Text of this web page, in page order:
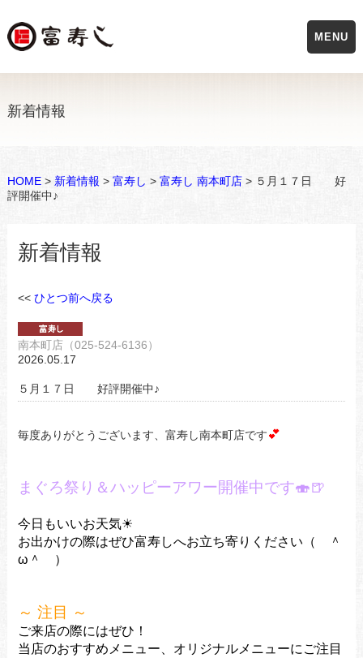
新着情報
HOME> 新着情報 > 富寿し > 富寿し 南本町店> ５月１７日 好
評開催中♪
新着情報
<< ひとつ前へ戻る
南本町店（025-524-6136）
2026.05.17
５月１７日 好評開催中♪
毎度ありがとうございます、富寿し南本町店です💕
まぐろ祭り＆ハッピーアワー開催中です🍣🍺
今日もいいお天気☀
お出かけの際はぜひ富寿しへお立ち寄りください（ ＾
ω＾ ）
～ 注目 ～
ご来店の際にはぜひ！
当店のおすすめメニュー、オリジナルメニューにご注目
MENU